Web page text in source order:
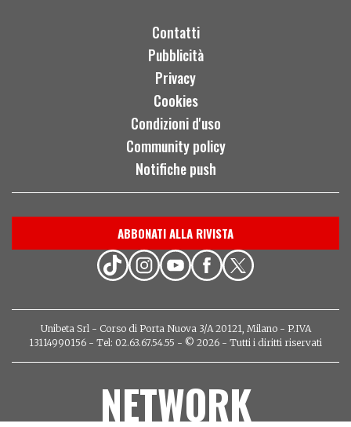
Contatti
Pubblicità
Privacy
Cookies
Condizioni d'uso
Community policy
Notifiche push
ABBONATI ALLA RIVISTA
Unibeta Srl - Corso di Porta Nuova 3/A 20121, Milano - P.IVA
13114990156 - Tel: 02.63.67.54.55 - © 2026 - Tutti i diritti riservati
NETWORK